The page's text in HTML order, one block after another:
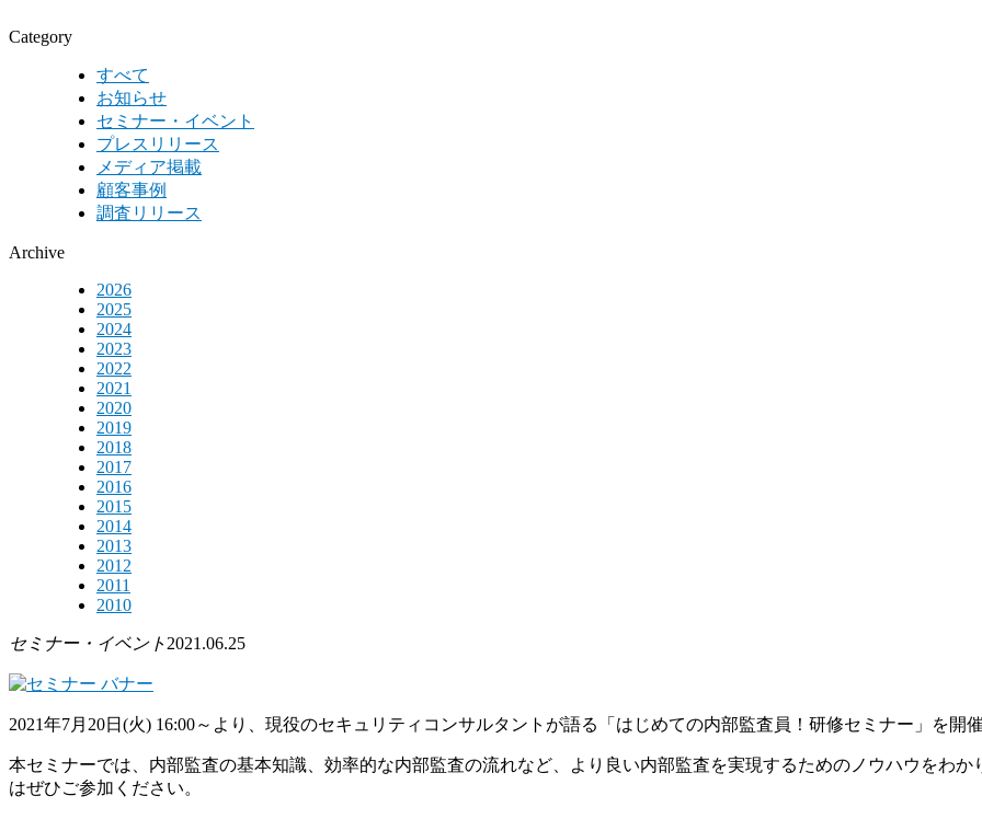
Category
すべて
お知らせ
セミナー・イベント
プレスリリース
メディア掲載
顧客事例
調査リリース
Archive
2026
2025
2024
2023
2022
2021
2020
2019
2018
2017
2016
2015
2014
2013
2012
2011
2010
セミナー・イベント 2021.06.25
2021年7月20日(火) 16:00～より、現役のセキュリティコンサルタントが語る「はじめての内部監査員！研修セミナー」を開
本セミナーでは、内部監査の基本知識、効率的な内部監査の流れなど、より良い内部監査を実現するためのノウハウをわ
はぜひご参加ください。